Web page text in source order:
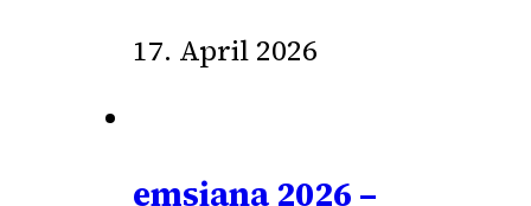
17. April 2026
emsiana 2026 –